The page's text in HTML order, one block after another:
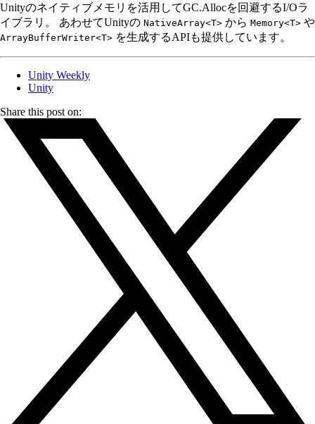
Unityのネイティブメモリを活用してGC.Allocを回避するI/Oラ
イブラリ。 あわせてUnityの NativeArray<T> から Memory<T> や
ArrayBufferWriter<T> を生成するAPIも提供しています。
Unity Weekly
Unity
Share this post on: